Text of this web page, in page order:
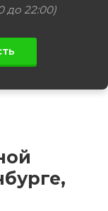
до 22:00)